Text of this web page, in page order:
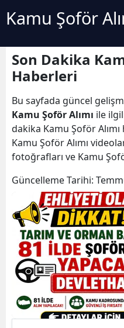
Kamu Şoför
Son Dakika
Haberleri
Bu sayfada güncel
Kamu Şoför Alımı ile
dakika Kamu Şoför
Kamu Şoför Alımı
fotoğrafları ve Kamu
Güncelleme Tarihi: